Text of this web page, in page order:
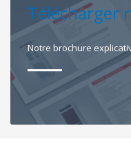
Télécharger
Notre brochure